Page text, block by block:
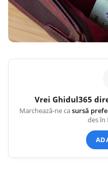
Vrei Ghidul365
Marchează-ne casursă
des în